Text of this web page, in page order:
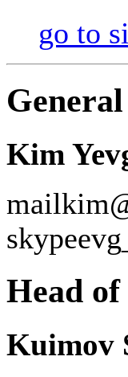
go to
Kim
mail
skype
Head
Kuimov